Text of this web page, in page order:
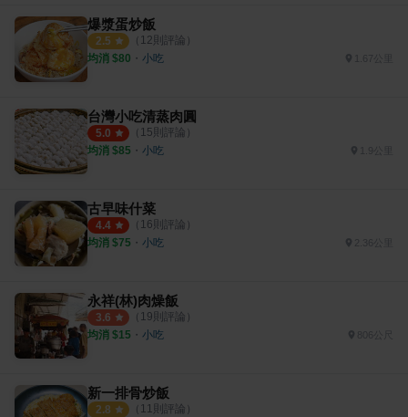
爆漿蛋炒飯
2.5 （ 12則評論）
均消 $80 ・ 小吃
台灣小吃清蒸肉圓
5.0 （ 15則評論）
均消 $85 ・ 小吃
古早味什菜
4.4 （ 16則評論）
均消 $75 ・ 小吃
永祥(林)肉燥飯
3.6 （ 19則評論）
均消 $15 ・ 小吃
新一排骨炒飯
2.8 （ 11 則評論）